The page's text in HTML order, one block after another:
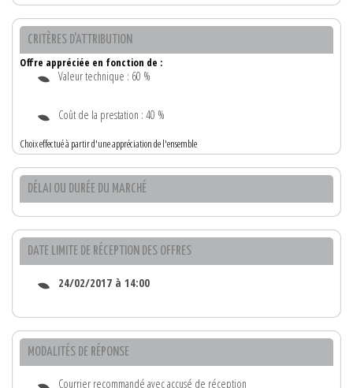
CRITÈRES D'ATTRIBUTION
Offre appréciée en fonction de :
Valeur technique : 60 %
Coût de la prestation : 40 %
Choix effectué à partir d'une appréciation de l'ensemble
DÉLAI OU DURÉE DU MARCHÉ
DATE LIMITE DE RÉCEPTION DES OFFRES
24/02/2017 à 14:00
MODALITÉS DE RÉPONSE
Courrier recommandé avec accusé de réception